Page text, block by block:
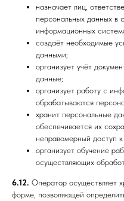
назначает лиц,
персональных данных в
информационных
создаёт необходимые
данными;
организует учёт
данные;
организует работу с
обрабатываются
хранит персональные
обеспечивается их
неправомерный доступ
организует обучение
осуществляющих
6.12. Оператор осуществляет
форме, позволяющей